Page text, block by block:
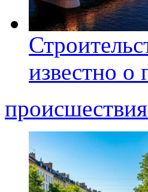
известно о